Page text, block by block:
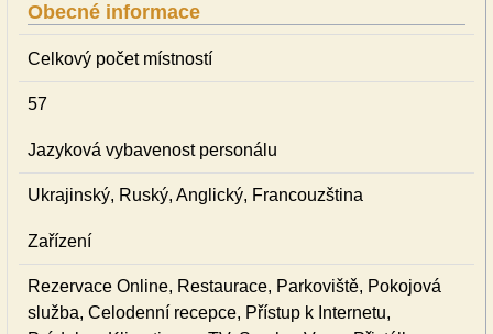
Obecné informace
Celkový počet místností
57
Jazyková vybavenost personálu
Ukrajinský, Ruský, Anglický, Francouzština
Zařízení
Rezervace Online, Restaurace, Parkoviště, Pokojová
služba, Celodenní recepce, Přístup k Internetu,